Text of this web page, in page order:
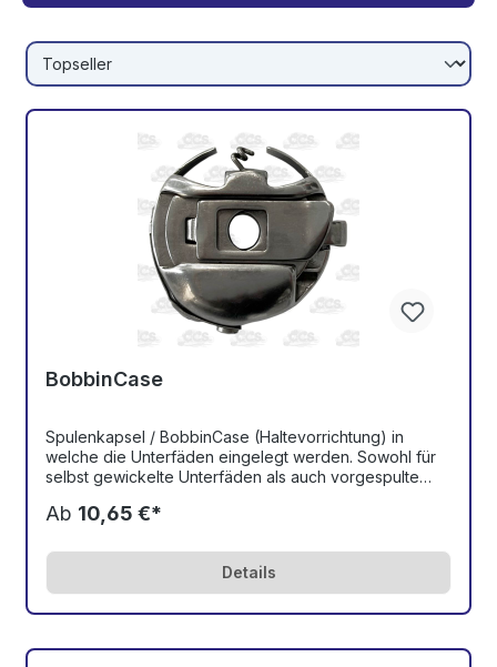
BobbinCase
Spulenkapsel / BobbinCase (Haltevorrichtung) in
welche die Unterfäden eingelegt werden. Sowohl für
selbst gewickelte Unterfäden als auch vorgespulte
individuell mit der Stellschraube justiert werden.
TOYOTA- / EXPERT- und RiCOMA-Stickmaschinen.
Ab 10,65 €*
Details